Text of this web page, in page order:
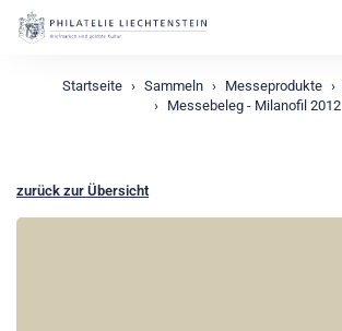
Startseite Sammeln Messeprodukte
Messebeleg - Milanofil 2012
zurück zur Übersicht